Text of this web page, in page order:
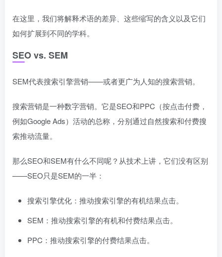
在这里，我们将解释术语的差异、这些缩写的含义以及它们
如何扩展到不同的学科。
SEO vs. SEM
SEM代表搜索引擎营销——或者更广为人知的搜索营销。
搜索营销是一种数字营销。它是SEO和PPC（按点击付费，
例如Google Ads）活动的总称，分别通过自然搜索和付费搜
索推动流量。
那么SEO和SEM有什么不同呢？从技术上讲，它们没有区别
——SEO只是SEM的一半：
搜索引擎优化：推动搜索引擎的有机结果点击。
SEM：推动搜索引擎的有机和付费结果点击。
PPC：推动搜索引擎的付费结果点击。